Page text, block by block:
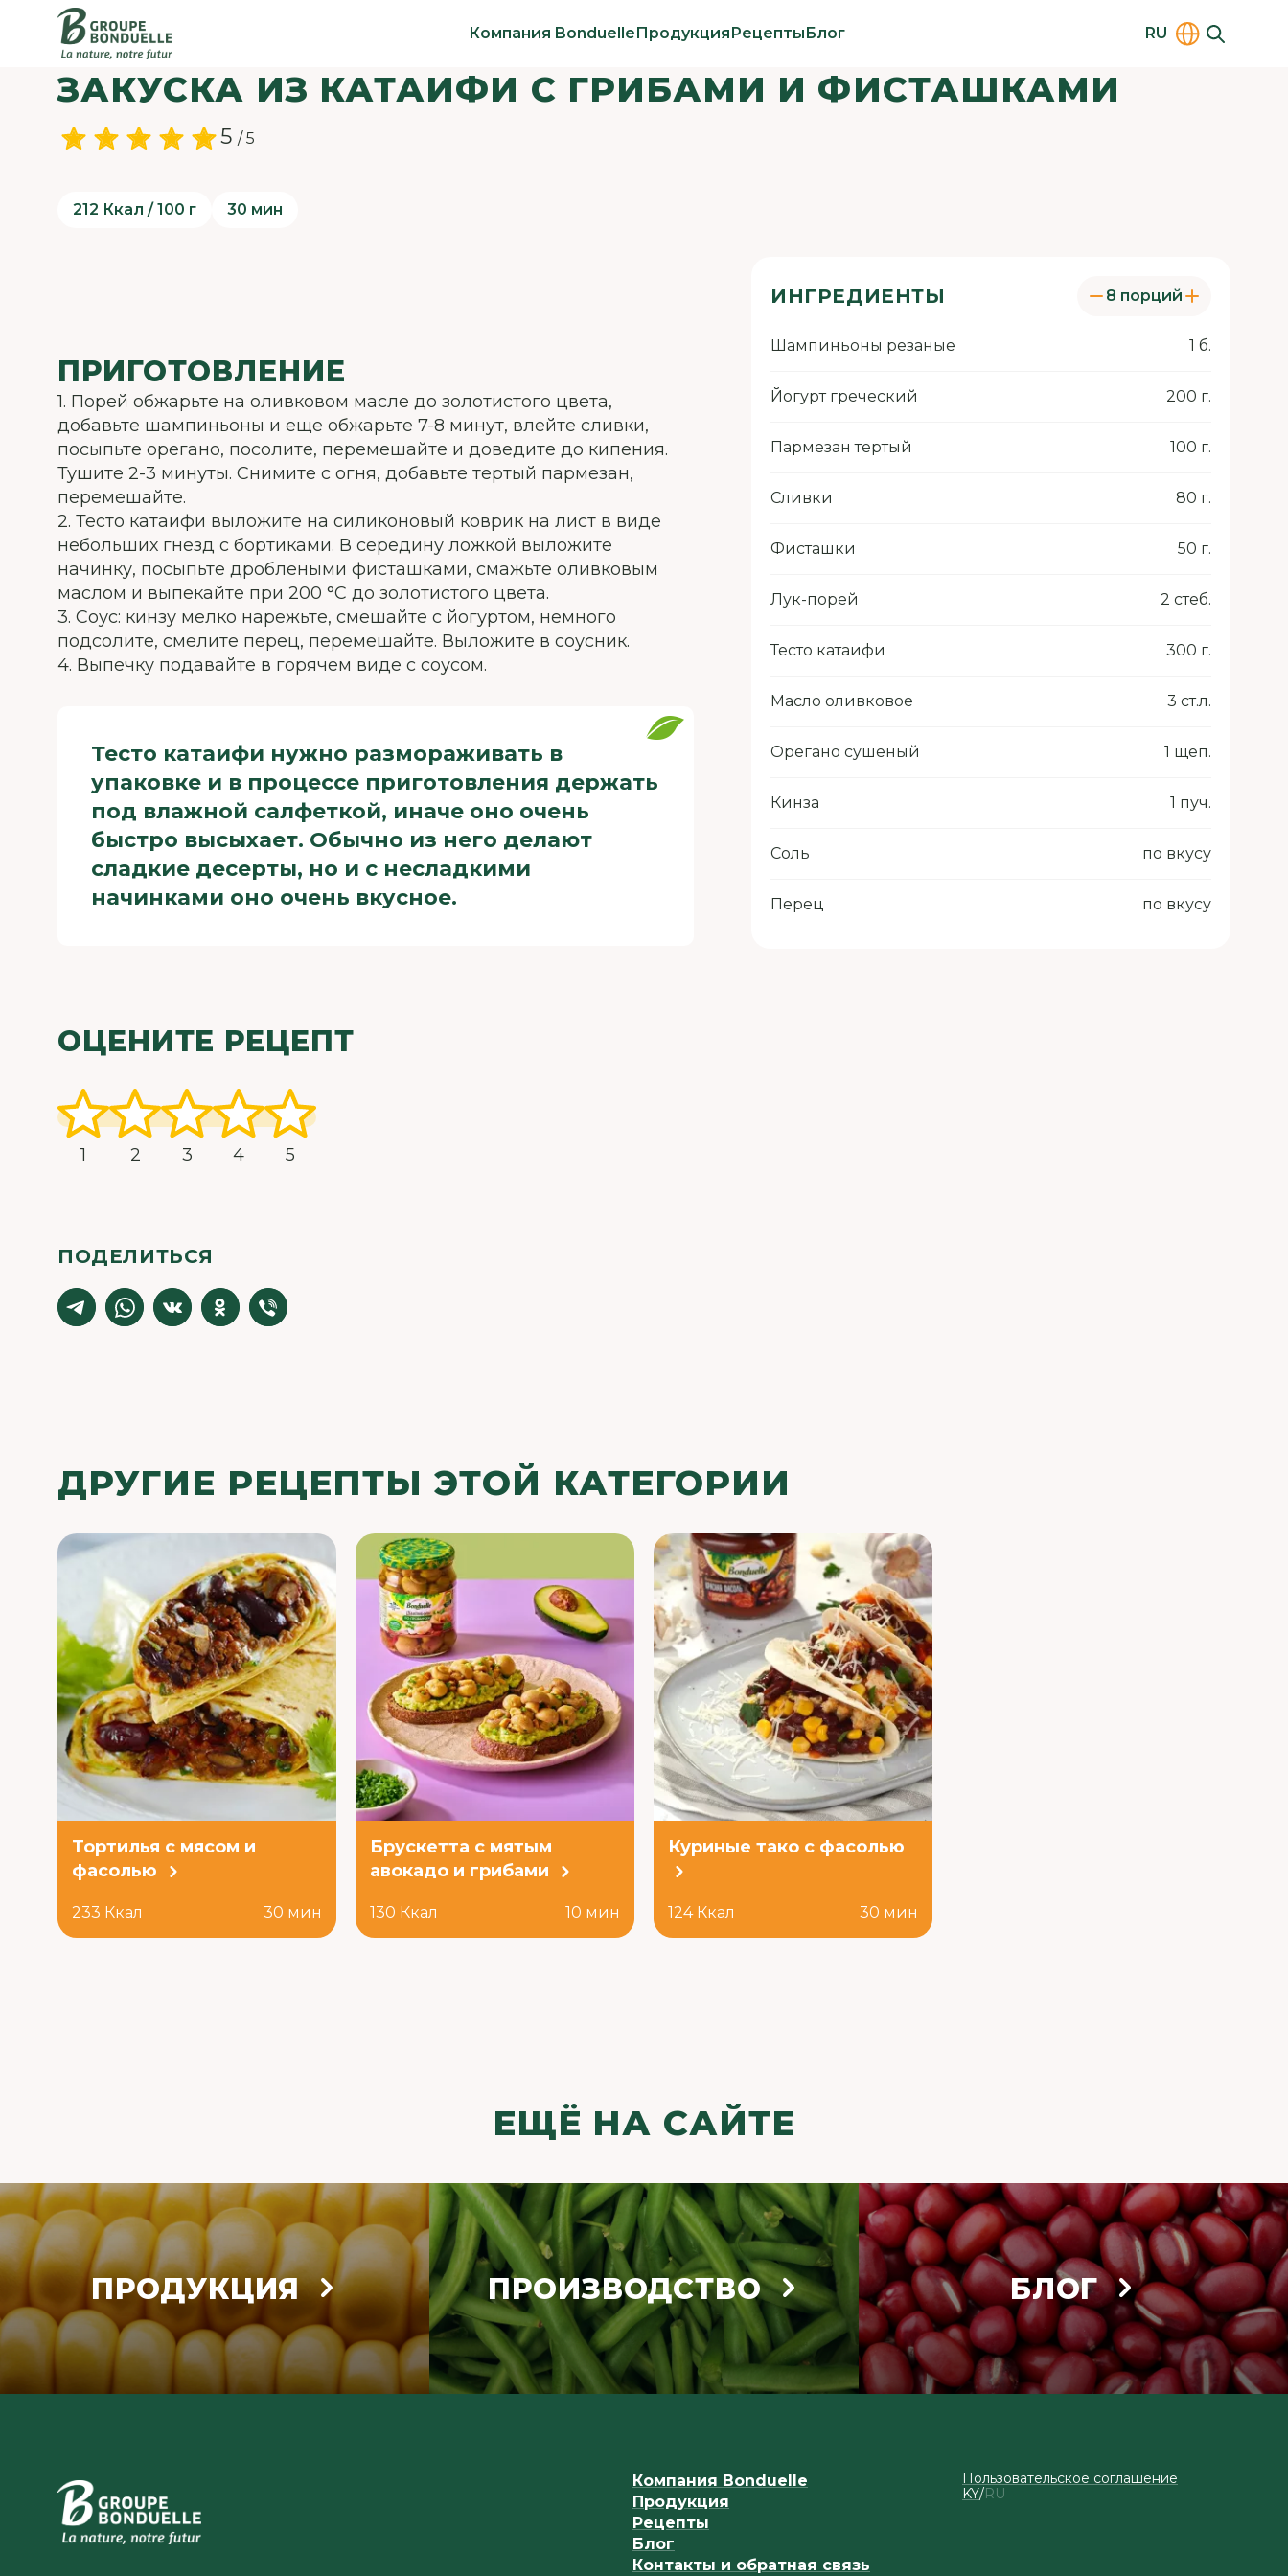
Компания BonduelleПродукцияРецептыБлог RU
ЗАКУСКА ИЗ КАТАИФИ С ГРИБАМИ И ФИСТАШКАМИ
5 / 5
212 Ккал / 100 г 30 мин
ИНГРЕДИЕНТЫ 8 порций
Шампиньоны резаные 1 б.
Йогурт греческий 200 г.
Пармезан тертый 100 г.
Сливки 80 г.
Фисташки 50 г.
Лук-порей 2 стеб.
Тесто катаифи 300 г.
Масло оливковое 3 ст.л.
Орегано сушеный 1 щеп.
Кинза 1 пуч.
Соль по вкусу
Перец по вкусу
ПРИГОТОВЛЕНИЕ
1. Порей обжарьте на оливковом масле до золотистого цвета,
добавьте шампиньоны и еще обжарьте 7-8 минут, влейте сливки,
посыпьте орегано, посолите, перемешайте и доведите до кипения.
Тушите 2-3 минуты. Снимите с огня, добавьте тертый пармезан,
перемешайте.
2. Тесто катаифи выложите на силиконовый коврик на лист в виде
небольших гнезд с бортиками. В середину ложкой выложите
начинку, посыпьте дроблеными фисташками, смажьте оливковым
маслом и выпекайте при 200 °С до золотистого цвета.
3. Соус: кинзу мелко нарежьте, смешайте с йогуртом, немного
подсолите, смелите перец, перемешайте. Выложите в соусник.
4. Выпечку подавайте в горячем виде с соусом.
Тесто катаифи нужно размораживать в
упаковке и в процессе приготовления держать
под влажной салфеткой, иначе оно очень
быстро высыхает. Обычно из него делают
сладкие десерты, но и с несладкими
начинками оно очень вкусное.
ОЦЕНИТЕ РЕЦЕПТ
1 2 3 4 5
ПОДЕЛИТЬСЯ
ДРУГИЕ РЕЦЕПТЫ ЭТОЙ КАТЕГОРИИ
Тортилья с мясом и
фасолью
233 Ккал 30 мин
Брускетта с мятым
авокадо и грибами
130 Ккал 10 мин
Куриные тако с фасолью
124 Ккал 30 мин
ЕЩЁ НА САЙТЕ
ПРОДУКЦИЯ ПРОИЗВОДСТВО БЛОГ
Компания Bonduelle
Продукция
Рецепты
Блог
Контакты и обратная связь
Пользовательское соглашение
KY RU